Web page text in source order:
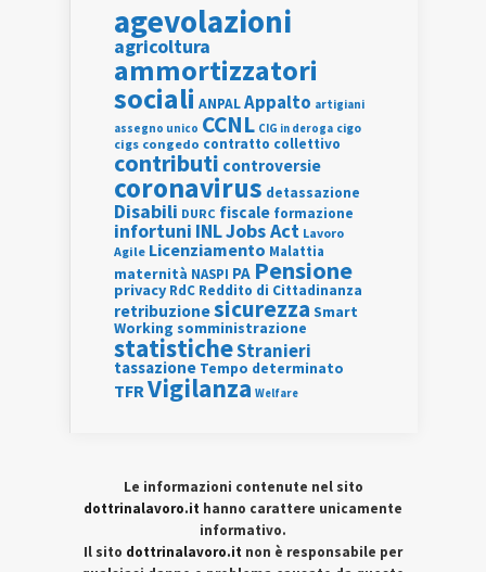
agevolazioni
agricoltura
ammortizzatori
sociali ANPALAppalto artigiani
assegno unico CCNL CIG in deroga cigo
cigs congedo contratto collettivo
contributi controversie
coronavirus detassazione
Disabili DURC fiscale formazione
infortuni INLJobs Act Lavoro
Agile Licenziamento Malattia
maternità NASPI PA Pensione
privacy RdC Reddito di Cittadinanza
retribuzionesicurezza Smart
Working somministrazione
statisticheStranieri
tassazione Tempo determinato
TFRVigilanza Welfare
Le informazioni contenute nel sito
dottrinalavoro.it hanno carattere unicamente
informativo.
Il sito dottrinalavoro.it non è responsabile per